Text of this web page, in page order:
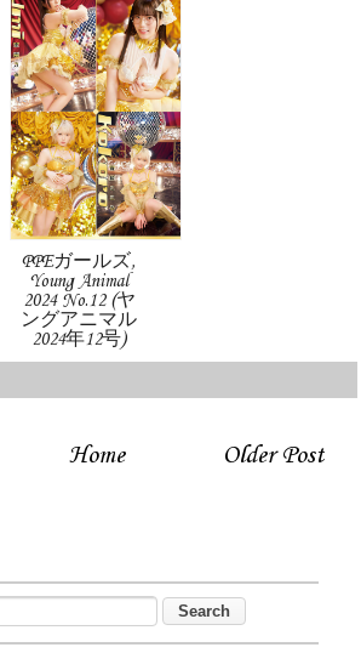
PPEガールズ,
Young Animal
2024 No.12 (ヤ
ングアニマル
2024年12号)
Older Post
Home